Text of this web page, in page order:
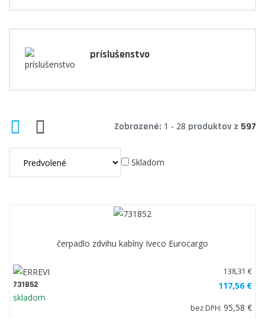
príslušenstvo
Zobrazené: 1 - 28 produktov z 597
Skladom
čerpadlo zdvihu kabíny Iveco Eurocargo
731852
skladom
138,31 €
117,56 €
bez DPH: 95,58 €